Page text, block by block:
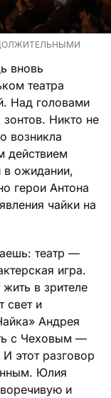
вновь
театра
Над головами
Никто не
возникла
действием
в ожидании,
герои Антона
чайки на
театр —
игра.
в зрителе
свет и
Андрея
с Чеховым —
этот разговор
Юлия
и